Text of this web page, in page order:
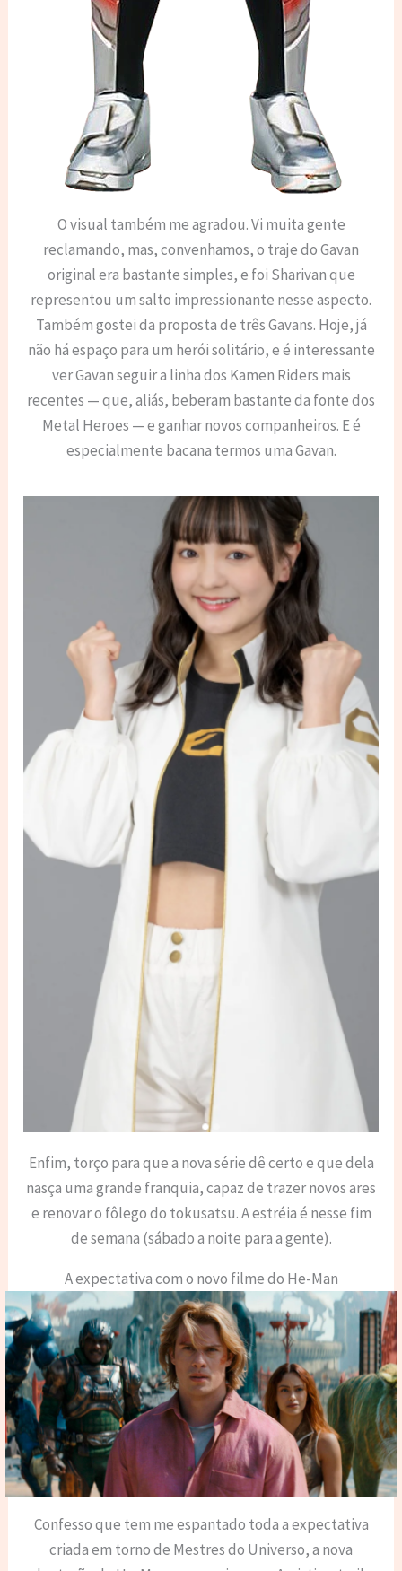
O visual também me agradou. Vi muita gente
reclamando, mas, convenhamos, o traje do Gavan
original era bastante simples, e foi Sharivan que
representou um salto impressionante nesse aspecto.
Também gostei da proposta de três Gavans. Hoje, já
não há espaço para um herói solitário, e é interessante
ver Gavan seguir a linha dos Kamen Riders mais
recentes — que, aliás, beberam bastante da fonte dos
Metal Heroes — e ganhar novos companheiros. E é
especialmente bacana termos uma Gavan.
Enfim, torço para que a nova série dê certo e que dela
nasça uma grande franquia, capaz de trazer novos ares
e renovar o fôlego do tokusatsu. A estréia é nesse fim
de semana (sábado a noite para a gente).
A expectativa com o novo filme do He-Man
Confesso que tem me espantado toda a expectativa
criada em torno de Mestres do Universo, a nova